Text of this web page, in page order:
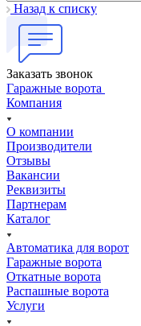
Назад к списку
Заказать звонок
Гаражные ворота
Компания
О компании
Производители
Отзывы
Вакансии
Реквизиты
Партнерам
Каталог
Автоматика для ворот
Гаражные ворота
Откатные ворота
Распашные ворота
Услуги